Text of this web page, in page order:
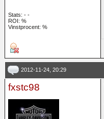
Stats: - -
ROI: %
Vinstprocent: %
2012-11-24, 20:29
fxstc98